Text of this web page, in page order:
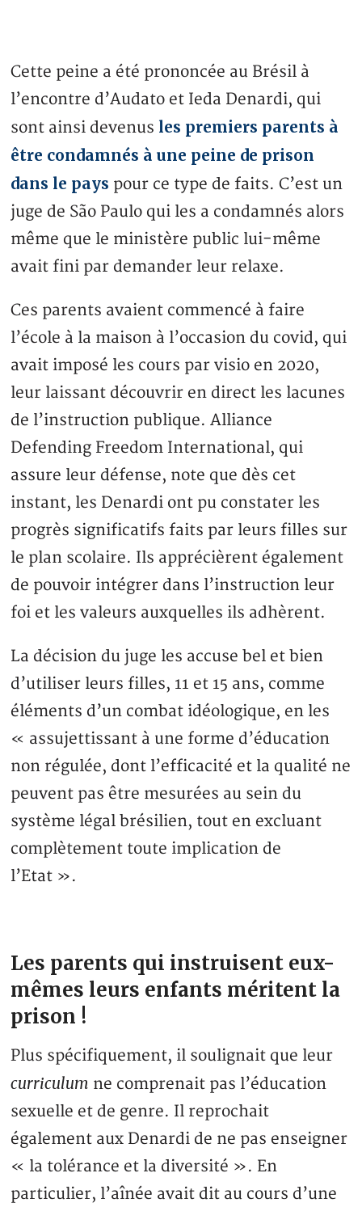
Cette peine a été prononcée au Brésil à
l’encontre d’Audato et Ieda Denardi, qui
sont ainsi devenus les premiers parents à
être condamnés à une peine de prison
dans le pays pour ce type de faits. C’est un
juge de São Paulo qui les a condamnés alors
même que le ministère public lui-même
avait fini par demander leur relaxe.
Ces parents avaient commencé à faire
l’école à la maison à l’occasion du covid, qui
avait imposé les cours par visio en 2020,
leur laissant découvrir en direct les lacunes
de l’instruction publique. Alliance
Defending Freedom International, qui
assure leur défense, note que dès cet
instant, les Denardi ont pu constater les
progrès significatifs faits par leurs filles sur
le plan scolaire. Ils apprécièrent également
de pouvoir intégrer dans l’instruction leur
foi et les valeurs auxquelles ils adhèrent.
La décision du juge les accuse bel et bien
d’utiliser leurs filles, 11 et 15 ans, comme
éléments d’un combat idéologique, en les
« assujettissant à une forme d’éducation
non régulée, dont l’efficacité et la qualité ne
peuvent pas être mesurées au sein du
système légal brésilien, tout en excluant
complètement toute implication de
l’Etat ».
Les parents qui instruisent eux-
mêmes leurs enfants méritent la
prison !
Plus spécifiquement, il soulignait que leur
curriculum ne comprenait pas l’éducation
sexuelle et de genre. Il reprochait
également aux Denardi de ne pas enseigner
« la tolérance et la diversité ». En
particulier, l’aînée avait dit au cours d’une